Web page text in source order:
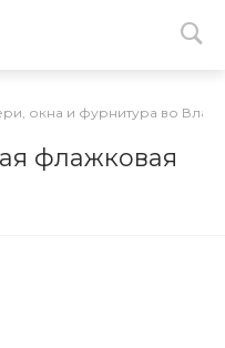
окна и фурнитура во
флажковая